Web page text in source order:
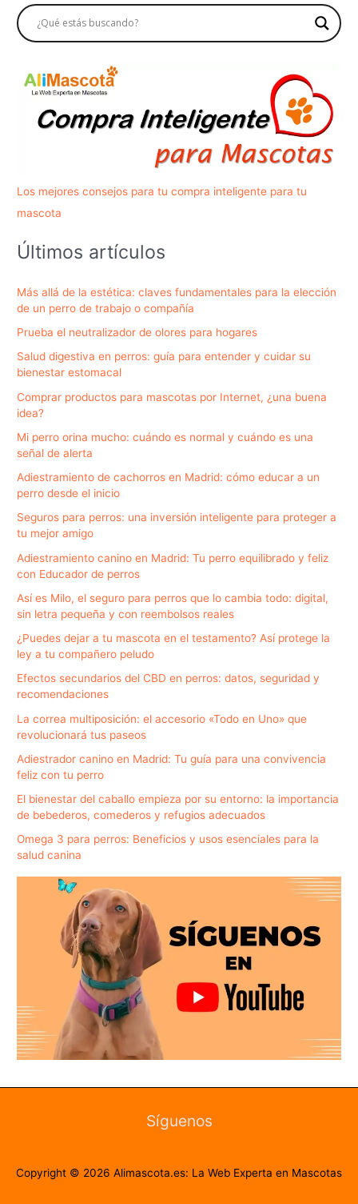
Los mejores consejos para tu compra inteligente para tu
mascota
Últimos artículos
Más allá de la estética: claves fundamentales para la elección
de un perro de trabajo o compañía
Prueba el neutralizador de olores para hogares
Salud digestiva en perros: guía para entender y cuidar su
bienestar estomacal
Comprar productos para mascotas por Internet, ¿una buena
idea?
Mi perro orina mucho: cuándo es normal y cuándo es una
señal de alerta
Adiestramiento de cachorros en Madrid: cómo educar a un
perro desde el inicio
Seguros para perros: una inversión inteligente para proteger a
tu mejor amigo
Adiestramiento canino en Madrid: Tu perro equilibrado y feliz
con Educador de perros
Así es Milo, el seguro para perros que lo cambia todo: digital,
sin letra pequeña y con reembolsos reales
¿Puedes dejar a tu mascota en el testamento? Así protege la
ley a tu compañero peludo
Efectos secundarios del CBD en perros: datos, seguridad y
recomendaciones
La correa multiposición: el accesorio «Todo en Uno» que
revolucionará tus paseos
Adiestrador canino en Madrid: Tu guía para una convivencia
feliz con tu perro
El bienestar del caballo empieza por su entorno: la importancia
de bebederos, comederos y refugios adecuados
Omega 3 para perros: Beneficios y usos esenciales para la
salud canina
Síguenos
Copyright © 2026 Alimascota.es: La Web Experta en Mascotas